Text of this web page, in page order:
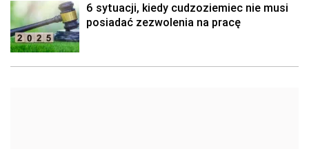
6 sytuacji, kiedy cudzoziemiec nie musi
posiadać zezwolenia na pracę